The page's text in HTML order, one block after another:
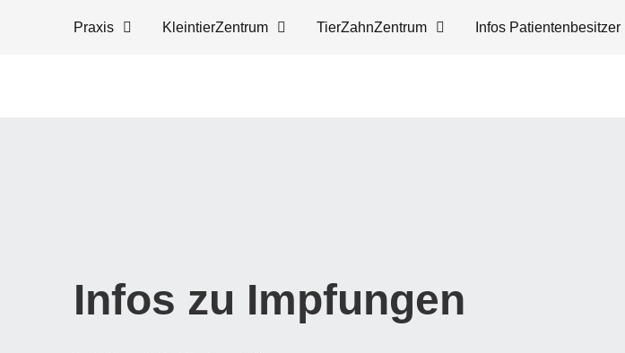
Praxis KleintierZentrum TierZahnZentrum Infos Patientenbesitzer
Infos zu Impfungen